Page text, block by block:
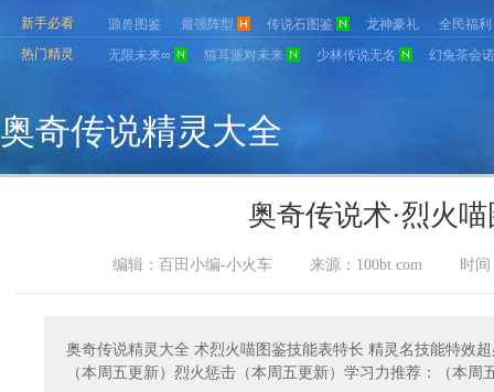
新手必看 源兽图鉴 最强阵型 传说石图鉴 龙神豪礼
全民福利
热门精灵
无限未来∞ 猫耳派对未来 少林传说无名 幻兔茶会
奥奇传说精灵大全
奥奇传说术·烈火
编辑：百田小编-小火车 来源： 100bt.com 时间
奥奇传说精灵大全 术烈火喵图鉴技能表特长 精灵名技能特效
（本周五更新）烈火惩击（本周五更新）学习力推荐：（本周